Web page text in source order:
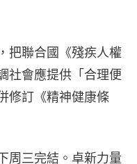
把聯合國《殘疾人權
社會應提供「合理便
修訂《精神健康條
周三完結。卓新力量